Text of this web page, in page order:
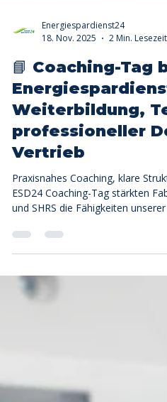
18. Nov. 2025
2 Min. Lesezeit
📘 Coaching-Tag
Weiterbildung,
professioneller
Vertrieb
Praxisnahes Coaching, klare
und SHRS die Fähigkeiten
motivierender Atmosphäre
besseren Abschlussquoten.